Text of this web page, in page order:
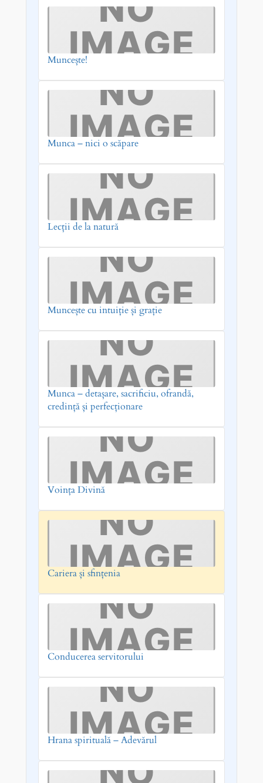
Muncește!
Munca – nici o scăpare
Lecții de la natură
Muncește cu intuiție și grație
Munca – detașare, sacrificiu, ofrandă,
credință și perfecționare
Voința Divină
Cariera și sfințenia
Conducerea servitorului
Hrana spirituală – Adevărul